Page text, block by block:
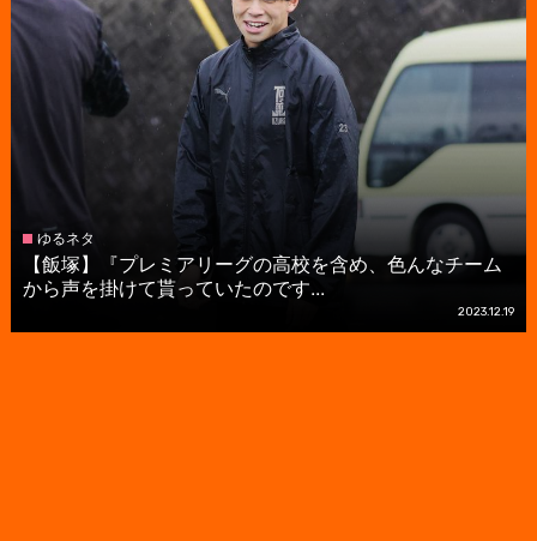
ゆるネタ
【飯塚】『プレミアリーグの高校を含め、色んなチーム
から声を掛けて貰っていたのです...
2023.12.19